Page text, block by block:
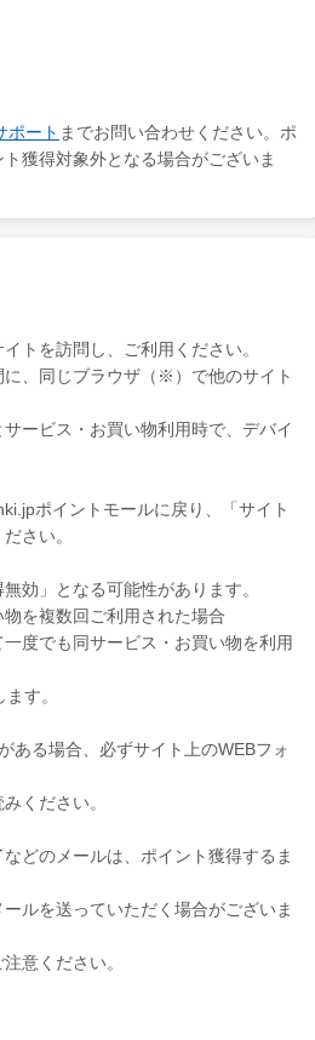
ポート までお問い合わせください。ポ
獲得対象外となる場合がございま
トを訪問し、ご利用ください。
、同じブラウザ（※）で他のサイト
ービス・お買い物利用時で、デバイ
ポイントモールに戻り、「サイト
さい。
効」となる可能性があります。
を複数回ご利用された場合
度でも同サービス・お買い物を利用
す。
ある場合、必ずサイト上のWEBフォ
ください。
どのメールは、ポイント獲得するま
ルを送っていただく場合がございま
意ください。